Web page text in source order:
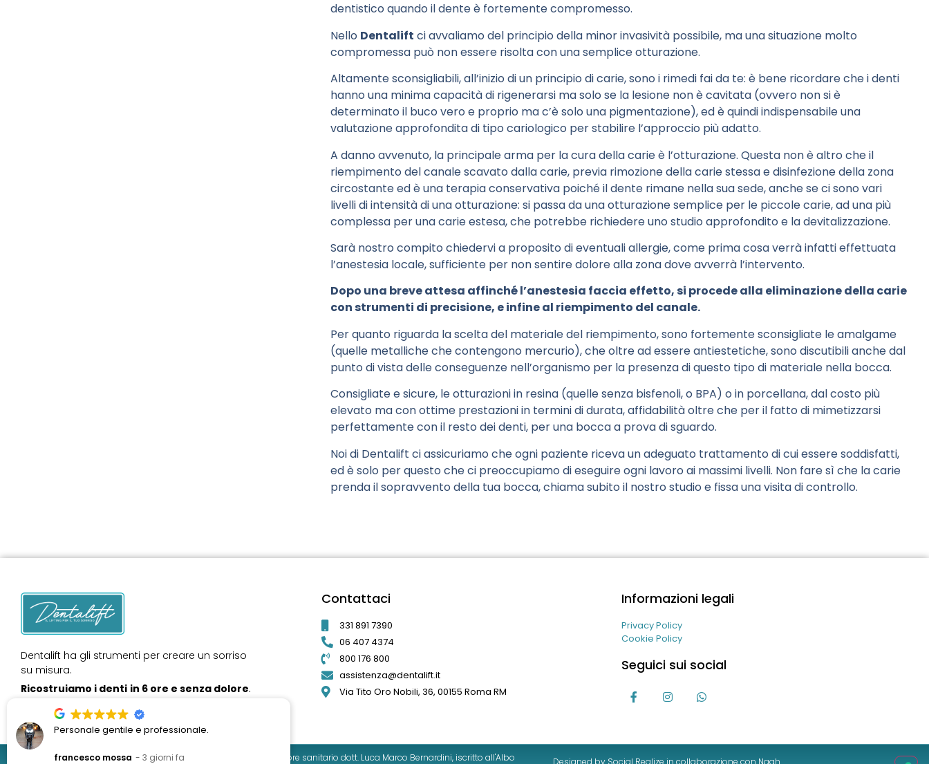
dentistico quando il dente è fortemente compromesso.
Nello Dentalift ci avvaliamo del principio della minor invasività possibile, ma una situazione molto
compromessa può non essere risolta con una semplice otturazione.
Altamente sconsigliabili, all’inizio di un principio di carie, sono i rimedi fai da te: è bene ricordare che i denti
hanno una minima capacità di rigenerarsi ma solo se la lesione non è cavitata (ovvero non si è
determinato il buco vero e proprio ma c’è solo una pigmentazione), ed è quindi indispensabile una
valutazione approfondita di tipo cariologico per stabilire l’approccio più adatto.
A danno avvenuto, la principale arma per la cura della carie è l’otturazione. Questa non è altro che il
riempimento del canale scavato dalla carie, previa rimozione della carie stessa e disinfezione della zona
circostante ed è una terapia conservativa poiché il dente rimane nella sua sede, anche se ci sono vari
livelli di intensità di una otturazione: si passa da una otturazione semplice per le piccole carie, ad una più
complessa per una carie estesa, che potrebbe richiedere uno studio approfondito e la devitalizzazione.
Sarà nostro compito chiedervi a proposito di eventuali allergie, come prima cosa verrà infatti effettuata
l’anestesia locale, sufficiente per non sentire dolore alla zona dove avverrà l’intervento.
Dopo una breve attesa affinché l’anestesia faccia effetto, si procede alla eliminazione della carie
con strumenti di precisione, e infine al riempimento del canale.
Per quanto riguarda la scelta del materiale del riempimento, sono fortemente sconsigliate le amalgame
(quelle metalliche che contengono mercurio), che oltre ad essere antiestetiche, sono discutibili anche dal
punto di vista delle conseguenze nell’organismo per la presenza di questo tipo di materiale nella bocca.
Consigliate e sicure, le otturazioni in resina (quelle senza bisfenoli, o BPA) o in porcellana, dal costo più
elevato ma con ottime prestazioni in termini di durata, affidabilità oltre che per il fatto di mimetizzarsi
perfettamente con il resto dei denti, per una bocca a prova di sguardo.
Noi di Dentalift ci assicuriamo che ogni paziente riceva un adeguato trattamento di cui essere soddisfatti,
ed è solo per questo che ci preoccupiamo di eseguire ogni lavoro ai massimi livelli. Non fare sì che la carie
prenda il sopravvento della tua bocca, chiama subito il nostro studio e fissa una visita di controllo.
Dentalift ha gli strumenti per creare un sorriso
su misura.
Ricostruiamo i denti in 6 ore e senza dolore.
Contattaci
331 891 7390
06 407 4374
800 176 800
assistenza@dentalift.it
Via Tito Oro Nobili, 36, 00155 Roma RM
Informazioni legali
Privacy Policy
Cookie Policy
Seguici sui social
Dentalift © Copyright 2023 | ARMONIA SRL - P.IVA 15645491000. Direttore sanitario dott. Luca Marco Bernardini, iscritto all'Albo Designed by Social Realize in collaborazione con Naah
Personale gentile e professionale.
francesco mossa 3 giorni fa
Professionalità e competenza. I dottori sono tutti
gentilissimi e disponibili. Mi sono trovata
Vincenza Musci 1 settimana fa
Straconsigliato
francesca alessandro 1 settimana fa